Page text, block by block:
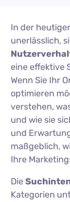
In der
unerlässlich,
eine effektive
Wenn Sie Ihr
optimieren
verstehen,
und wie sie
und
maßgeblich,
Ihre
Die
Kategorien